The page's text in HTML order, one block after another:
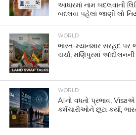
આધારમાં નામ બદલવાની
બદલવા પહેલાં જાણી લો
WORLD
ભારત-મ્યાનમાર સરહદ
ચર્ચા, મણિપુરમાં
WORLD
AIનો વધતો પ્રભાવ,
કર્મચારીઓને છૂટા કર્યા,